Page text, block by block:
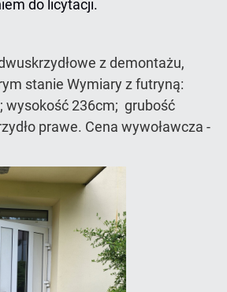
do licytacji.
z demontażu,
stanie Wymiary z futryną:
wysokość 236cm; grubość
prawe. Cena wywoławcza -